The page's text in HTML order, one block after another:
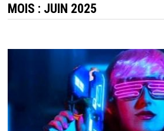
MOIS : JUIN 2025